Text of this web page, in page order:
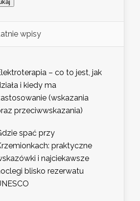
wpisy
– co to jest, jak
i kiedy ma
(wskazania
przeciwwskazania)
spać przy
praktyczne
i najciekawsze
blisko rezerwatu